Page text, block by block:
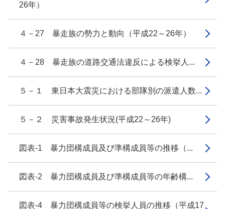
26年）
４－27 暴走族の勢力と動向（平成22～26年）
４－28 暴走族の道路交通法違反による検挙人...
５－１ 東日本大震災における部隊別の派遣人数...
５－２ 災害事故発生状況(平成22～26年)
図表-1 暴力団構成員及び準構成員等の推移（...
図表-2 暴力団構成員及び準構成員等の年齢構...
図表-4 暴力団構成員等の検挙人員の推移（平成17